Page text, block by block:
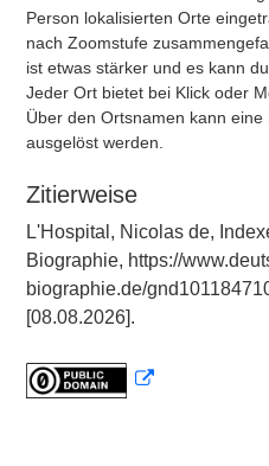
Person lokalisierten Orte
nach Zoomstufe
ist etwas stärker und es kann
Jeder Ort bietet bei Klick oder
Über den Ortsnamen kann
ausgelöst werden.
Zitierweise
L'Hospital, Nicolas de,
Biographie, https://
biographie.de/
[08.08.2026].